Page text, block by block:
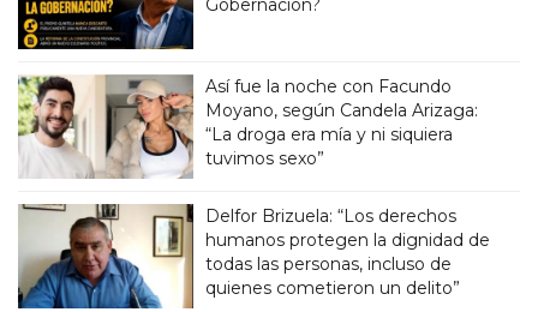
Gobernación?
Así fue la noche con Facundo
Moyano, según Candela Arizaga:
“La droga era mía y ni siquiera
tuvimos sexo”
Delfor Brizuela: “Los derechos
humanos protegen la dignidad de
todas las personas, incluso de
quienes cometieron un delito”